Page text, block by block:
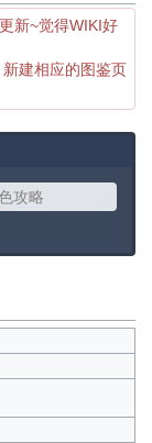
新~觉得WIKI好
建相应的图鉴页
攻略